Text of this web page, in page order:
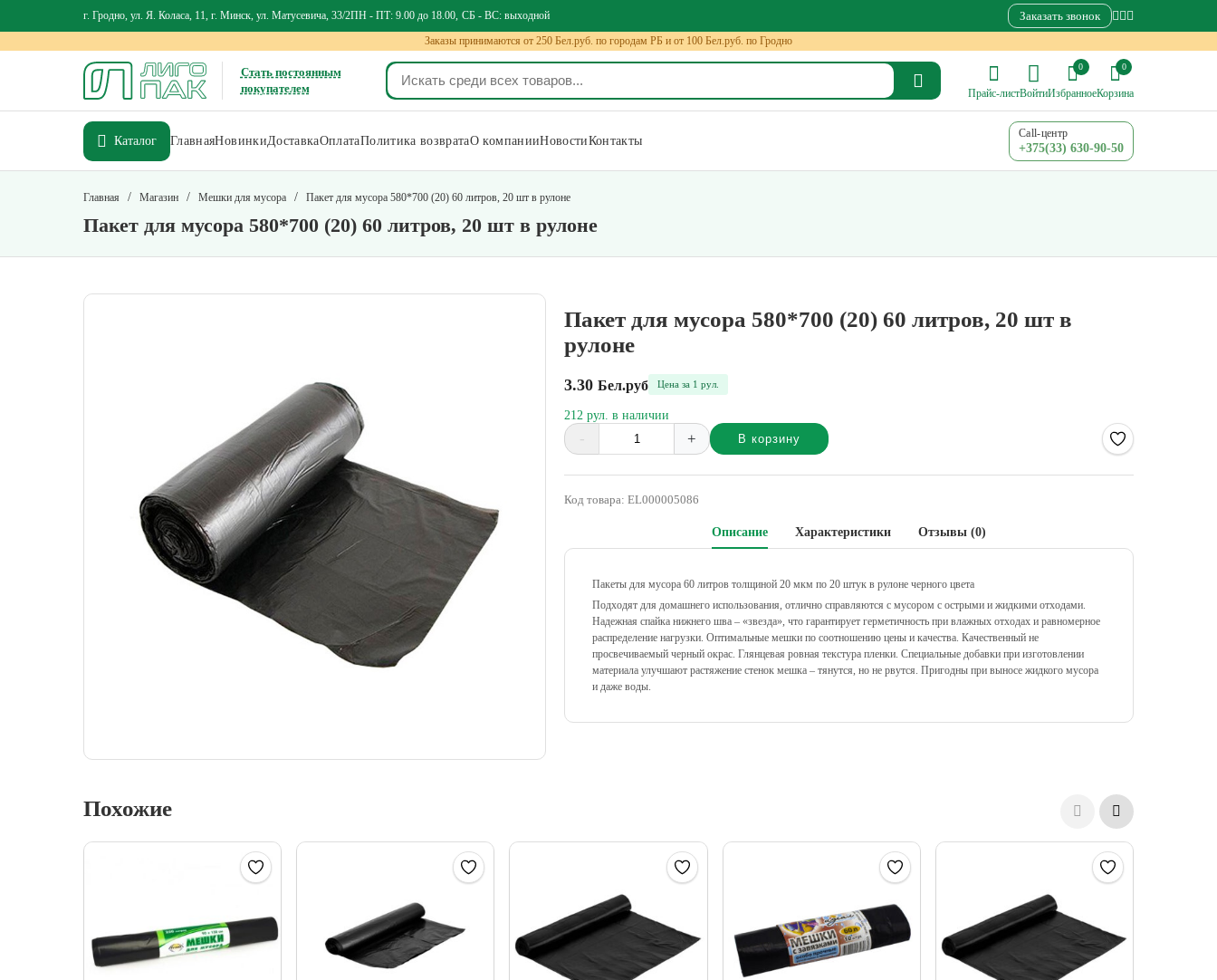
г. Гродно, ул. Я. Коласа, 11, г. Минск, ул. Матусевича, 33/2ПН - ПТ: 9.00 до 18.00 СБ - ВС: выходной Заказать звонок
Заказы принимаются от 250 Бел.руб. по городам РБ и от 100 Бел.руб. по Гродно
Стать постоянным
покупателем
Прайс-листВойти
0
Избранное
0
Корзина
Каталог ГлавнаяНовинкиДоставкаОплатаПолитика возвратаО компанииНовостиКонтакты
Call-центр
+375(33) 630-90-50
Главная / Магазин / Мешки для мусора / Пакет для мусора 580*700 (20) 60 литров, 20 шт в рулоне
Пакет для мусора 580*700 (20) 60 литров, 20 шт в рулоне
Пакет для мусора 580*700 (20) 60 литров, 20 шт в
рулоне
3.30 Бел.руб Цена за 1 рул.
212 рул. в наличии
- + В корзину
Alternative:
Код товара: EL000005086
Описание Характеристики Отзывы (0)
Пакеты для мусора 60 литров толщиной 20 мкм по 20 штук в рулоне черного цвета
Подходят для домашнего использования, отлично справляются с мусором с острыми и жидкими отходами.
Надежная спайка нижнего шва – «звезда», что гарантирует герметичность при влажных отходах и равномерное
распределение нагрузки. Оптимальные мешки по соотношению цены и качества. Качественный не
просвечиваемый черный окрас. Глянцевая ровная текстура пленки. Специальные добавки при изготовлении
материала улучшают растяжение стенок мешка – тянутся, но не рвутся. Пригодны при выносе жидкого мусора
и даже воды.
Похожие